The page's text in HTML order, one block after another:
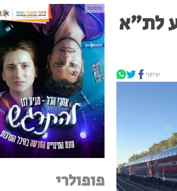
לת"א
שיתוף
פרסומת
פופולרי